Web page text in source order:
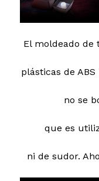
El moldeado de
plásticas de
no se
que es
ni de sudor.